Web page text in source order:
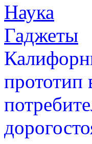
Наука
Гаджеты
прототип